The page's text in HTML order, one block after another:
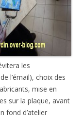
les
l’émail), choix des
mise en
sur la plaque, avant
fond d’atelier